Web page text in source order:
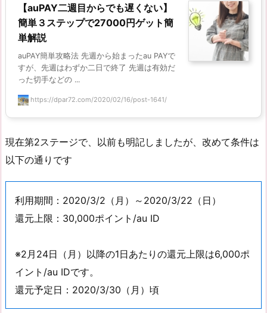
【auPAY二週目からでも遅くない】
簡単３ステップで27000円ゲット簡
単解説
auPAY簡単攻略法 先週から始まったau PAYで
すが、先週はわずか二日で終了 先週は有効だ
った切手などの ...
https://dpar72.com/2020/02/16/post-1641/
現在第2ステージで、以前も明記しましたが、改めて条件は
以下の通りです
利用期間：2020/3/2（月）～2020/3/22（日）
還元上限：30,000ポイント/au ID
※2月24日（月）以降の1日あたりの還元上限は6,000ポ
イント/au IDです。
還元予定日：2020/3/30（月）頃